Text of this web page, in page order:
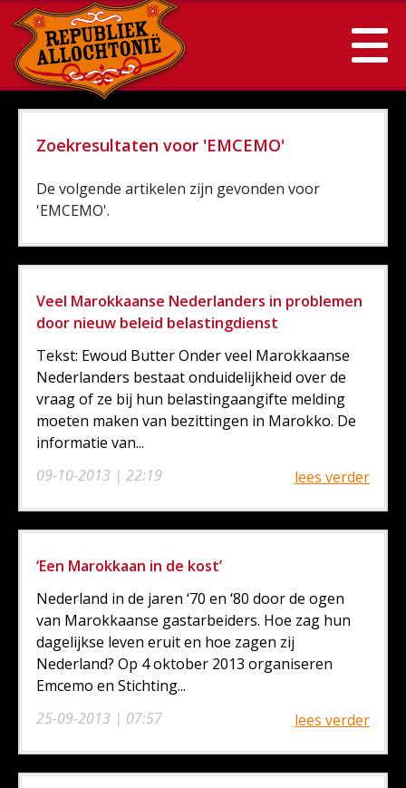
Zoekresultaten voor 'EMCEMO'
De volgende artikelen zijn gevonden voor
'EMCEMO'.
Veel Marokkaanse Nederlanders in problemen
door nieuw beleid belastingdienst
09-10-2013 | 22:19
Tekst: Ewoud Butter Onder veel Marokkaanse
Nederlanders bestaat onduidelijkheid over de
vraag of ze bij hun belastingaangifte melding
moeten maken van bezittingen in Marokko. De
informatie van...
lees verder
‘Een Marokkaan in de kost’
25-09-2013 | 07:57
Nederland in de jaren ‘70 en ‘80 door de ogen
van Marokkaanse gastarbeiders. Hoe zag hun
dagelijkse leven eruit en hoe zagen zij
Nederland? Op 4 oktober 2013 organiseren
Emcemo en Stichting...
lees verder